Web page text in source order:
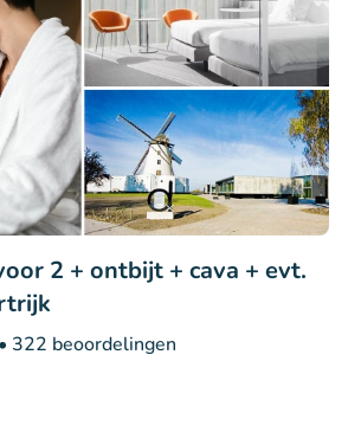
2 + ontbijt + cava + evt.
• 322 beoordelingen